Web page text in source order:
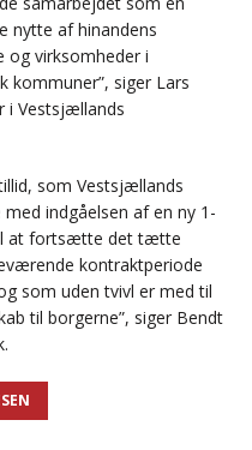
nytte af hinandens
og virksomheder i
kommuner”, siger Lars
i Vestsjællands
som Vestsjællands
indgåelsen af en ny 1-
at fortsætte det tætte
kontraktperiode
som uden tvivl er med til
til borgerne”, siger Bendt